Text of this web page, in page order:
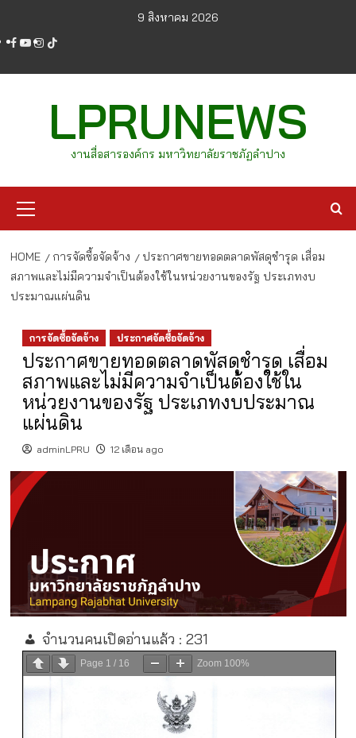
content
9 สิงหาคม 2026
facebook
youtube
instagram
tiktok
LPRUNEWS
งานสื่อสารองค์กร มหาวิทยาลัยราชภัฏลำปาง
Menu
HOME การจัดซื้อจัดจ้าง
ประกาศขายทอดตลาดพัสดุชำรุด เสื่อม
สภาพและไม่มีความจำเป็นต้องใช้ในหน่วยงานของรัฐ ประเภทงบ
ประมาณแผ่นดิน
การจัดซื้อจัดจ้าง ประกาศจัดซื้อจัดจ้าง
ประกาศขายทอดตลาดพัสดุชำรุด เสื่อม
สภาพและไม่มีความจำเป็นต้องใช้ใน
หน่วยงานของรัฐ ประเภทงบประมาณ
แผ่นดิน
adminLPRU 12 เดือน ago
จำนวนคนเปิดอ่านแล้ว : 231
Page 1 / 16 Zoom 100%